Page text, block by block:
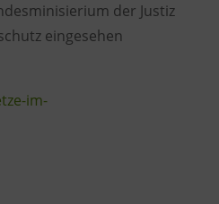
der Justiz
eingesehen
im-